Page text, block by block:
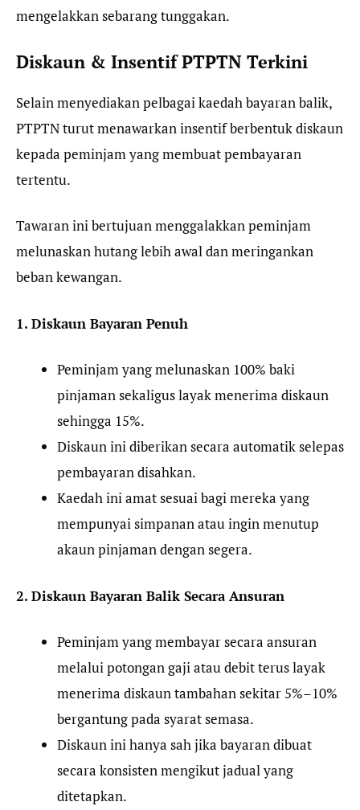
mengelakkan sebarang tunggakan.
Diskaun & Insentif PTPTN Terkini
Selain menyediakan pelbagai kaedah bayaran balik,
PTPTN turut menawarkan insentif berbentuk diskaun
kepada peminjam yang membuat pembayaran
tertentu.
Tawaran ini bertujuan menggalakkan peminjam
melunaskan hutang lebih awal dan meringankan
beban kewangan.
1. Diskaun Bayaran Penuh
Peminjam yang melunaskan 100% baki
pinjaman sekaligus layak menerima diskaun
sehingga 15%.
Diskaun ini diberikan secara automatik selepas
pembayaran disahkan.
Kaedah ini amat sesuai bagi mereka yang
mempunyai simpanan atau ingin menutup
akaun pinjaman dengan segera.
2. Diskaun Bayaran Balik Secara Ansuran
Peminjam yang membayar secara ansuran
melalui potongan gaji atau debit terus layak
menerima diskaun tambahan sekitar 5%–10%
bergantung pada syarat semasa.
Diskaun ini hanya sah jika bayaran dibuat
secara konsisten mengikut jadual yang
ditetapkan.